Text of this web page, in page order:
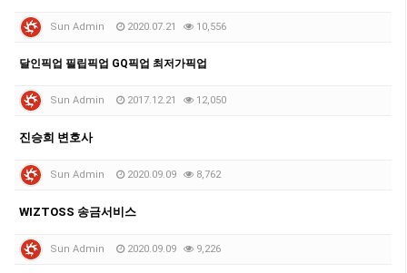
Sun Admin 2020.07.21 10,556
달인픽업 필립픽업 GQ픽업 최저가픽업
Sun Admin 2017.12.21 12,050
진승희 변호사
Sun Admin 2020.09.09 8,762
WIZTOSS 송금서비스
Sun Admin 2020.09.09 9,226